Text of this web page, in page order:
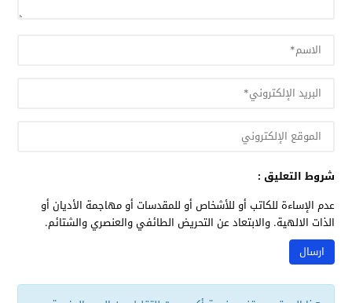
شروط التعليق :
عدم الإساءة للكاتب أو للأشخاص أو للمقدسات أو مهاجمة الأديان أو
الذات الالهية. والابتعاد عن التحريض الطائفي والعنصري والشتائم.